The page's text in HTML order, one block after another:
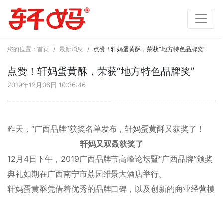
您的位置： 首页 最新消息 点赞！轩妈蛋黄酥，荣获“地方特色品牌奖”
点赞！轩妈蛋黄酥，荣获“地方特色品牌奖”
2019年12月06日 10:36:46
昨天，“广西品牌”获奖名单发布，轩妈蛋黄酥又获奖了！
轩妈又双叒获奖了
12月4日下午，2019广西品牌节高峰论坛暨“广西品牌”颁奖
典礼如期在广西南宁市荔园维景大酒店举行。
轩妈蛋黄酥凭借着优秀的品牌口碑，以及创新的商业经营模